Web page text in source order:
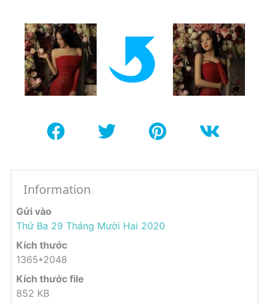
Information
Gửi vào
Thứ Ba 29 Tháng Mười Hai 2020
Kích thước
1365*2048
Kích thước file
852 KB